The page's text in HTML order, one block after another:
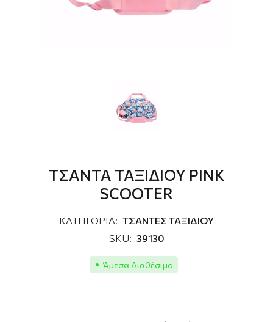
ΤΣΑΝΤΑ ΤΑΞΙΔΙΟΥ PINK
SCOOTER
ΚΑΤΗΓΟΡΙΑ: ΤΣΑΝΤΕΣ ΤΑΞΙΔΙΟΥ
SKU: 39130
Άμεσα Διαθέσιμο